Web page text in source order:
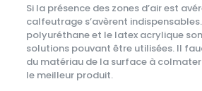
Si la présence des zones d’air est
calfeutrage s’avèrent
polyuréthane et le latex acrylique
solutions pouvant être utilisées. Il
du matériau de la surface à
le meilleur produit.